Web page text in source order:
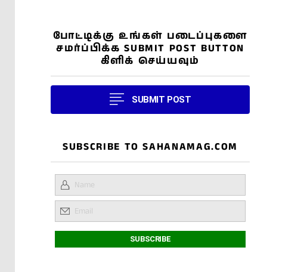
போட்டிக்கு உங்கள் படைப்புகளை
சமர்ப்பிக்க SUBMIT POST BUTTON
கிளிக் செய்யவும்
SUBMIT POST
SUBSCRIBE TO SAHANAMAG.COM